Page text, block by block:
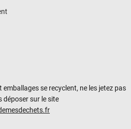
emballages se recyclent, ne les jetez pas
déposer sur le site